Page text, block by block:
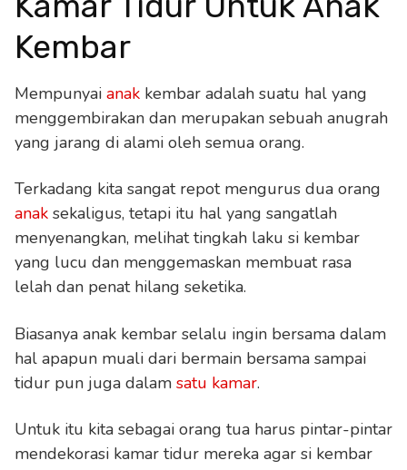
Kembar
Mempunyai anak kembar adalah suatu hal yang
menggembirakan dan merupakan sebuah anugrah
yang jarang di alami oleh semua orang.
Terkadang kita sangat repot mengurus dua orang
anak sekaligus, tetapi itu hal yang sangatlah
menyenangkan, melihat tingkah laku si kembar
yang lucu dan menggemaskan membuat rasa
lelah dan penat hilang seketika.
Biasanya anak kembar selalu ingin bersama dalam
hal apapun muali dari bermain bersama sampai
tidur pun juga dalam satu kamar.
Untuk itu kita sebagai orang tua harus pintar-pintar
mendekorasi kamar tidur mereka agar si kembar